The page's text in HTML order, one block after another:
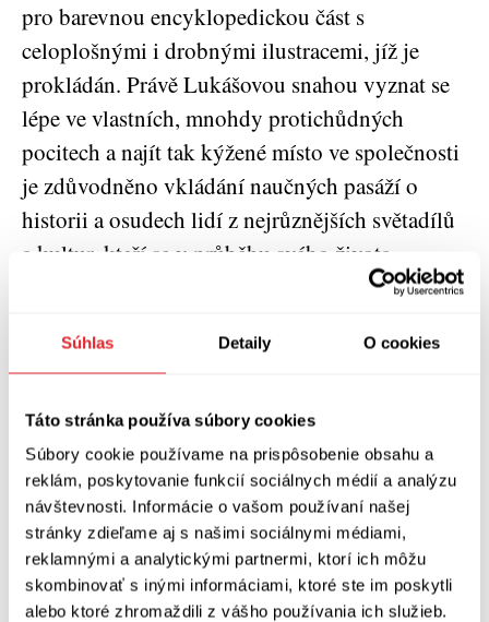
Súhlas Detaily O cookies
Táto stránka používa súbory cookies
Súbory cookie používame na prispôsobenie obsahu a
reklám, poskytovanie funkcií sociálnych médií a analýzu
návštevnosti. Informácie o vašom používaní našej
stránky zdieľame aj s našimi sociálnymi médiami,
reklamnými a analytickými partnermi, ktorí ich môžu
skombinovať s inými informáciami, ktoré ste im poskytli
alebo ktoré zhromaždili z vášho používania ich služieb.
pro barevnou encyklopedickou část s
celoplošnými i drobnými ilustracemi, jíž je
prokládán. Právě Lukášovou snahou vyznat se
lépe ve vlastních, mnohdy protichůdných
pocitech a najít tak kýžené místo ve společnosti
je zdůvodněno vkládání naučných pasáží o
historii a osudech lidí z nejrůznějších světadílů
a kultur, kteří se v průběhu svého života
nedefinují jednoznačně svým pohlavím, nýbrž
právě proto jsou společností respektováni.
BURNEŠA, HIDŽRA, MUXES
Lukáš jako dítě 21. století si bere na pomoc
chytrý telefon a internetové vyhledávače, do
nichž zadává klíčový dotaz: „Nejsem ani holka,
ani kluk“. S překvapením zjišťuje, že již mezi
příslušníky původních indiánských kmenů v